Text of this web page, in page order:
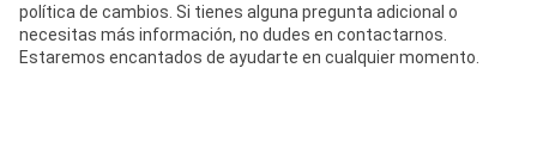
política de cambios. Si tienes alguna pregunta adicional o
necesitas más información, no dudes en contactarnos.
Estaremos encantados de ayudarte en cualquier momento.